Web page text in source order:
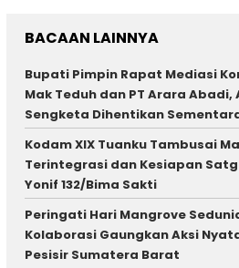
BACAAN LAINNYA
Bupati Pimpin Rapat Mediasi
Mak Teduh dan PT Arara
Sengketa Dihentikan
Kodam XIX Tuanku Tambusai
Terintegrasi dan Kesiapan
Yonif 132/Bima Sakti
Peringati Hari Mangrove
Kolaborasi Gaungkan Aksi
Pesisir Sumatera Barat